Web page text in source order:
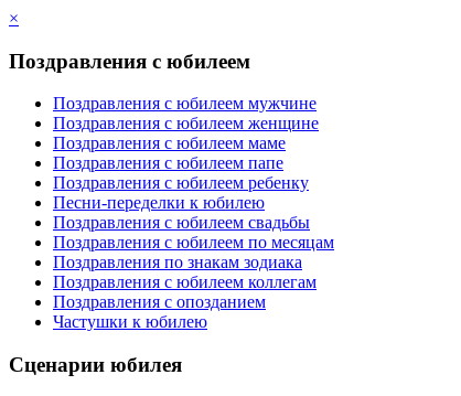
×
Поздравления с юбилеем
Поздравления с юбилеем мужчине
Поздравления с юбилеем женщине
Поздравления с юбилеем маме
Поздравления с юбилеем папе
Поздравления с юбилеем ребенку
Песни-переделки к юбилею
Поздравления с юбилеем свадьбы
Поздравления с юбилеем по месяцам
Поздравления по знакам зодиака
Поздравления с юбилеем коллегам
Поздравления с опозданием
Частушки к юбилею
Сценарии юбилея